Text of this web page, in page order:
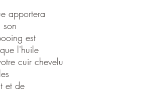
apportera
est
l'huile
cuir chevelu
et de